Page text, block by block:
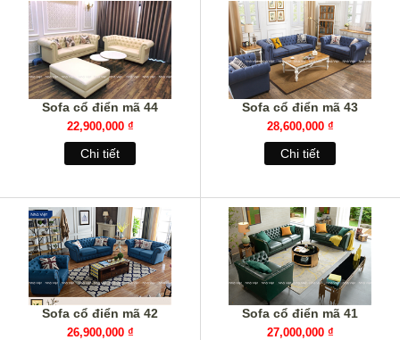
Sofa cổ điển mã 44
22,900,000 ₫
Chi tiết
Sofa cổ điển mã 43
28,600,000 ₫
Chi tiết
Sofa cổ điển mã 42
26,900,000 ₫
Sofa cổ điển mã 41
27,000,000 ₫